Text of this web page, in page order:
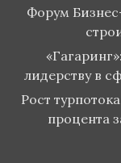
Форум
лидерству в
Рост
процента